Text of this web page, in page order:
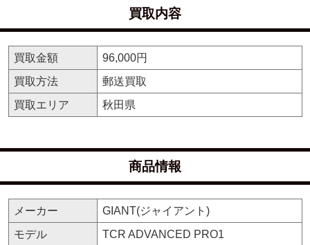
買取内容
買取金額
96,000円
買取方法
郵送買取
買取エリア
秋田県
商品情報
メーカー
GIANT(ジャイアント)
モデル
TCR ADVANCED PRO1